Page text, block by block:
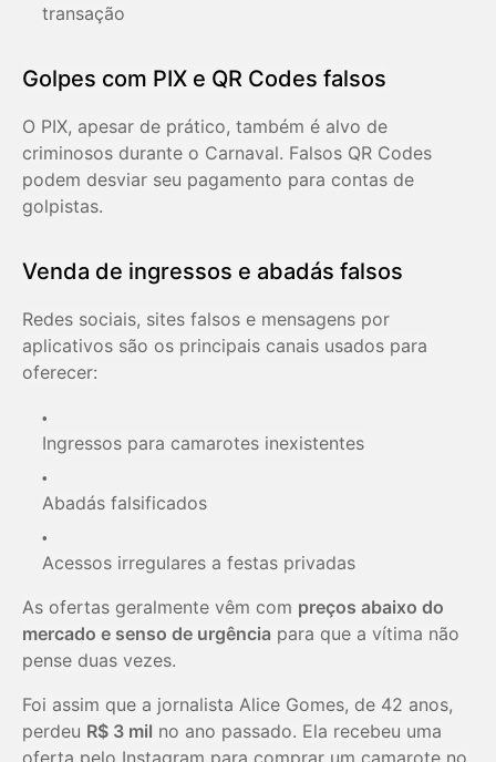
transação
Golpes com PIX e QR Codes falsos
O PIX, apesar de prático, também é alvo de
criminosos durante o Carnaval. Falsos QR Codes
podem desviar seu pagamento para contas de
golpistas.
Venda de ingressos e abadás falsos
Redes sociais, sites falsos e mensagens por
aplicativos são os principais canais usados para
oferecer:
Ingressos para camarotes inexistentes
Abadás falsificados
Acessos irregulares a festas privadas
As ofertas geralmente vêm com preços abaixo do
mercado e senso de urgência para que a vítima não
pense duas vezes.
Foi assim que a jornalista Alice Gomes, de 42 anos,
perdeu R$ 3 mil no ano passado. Ela recebeu uma
oferta pelo Instagram para comprar um camarote no